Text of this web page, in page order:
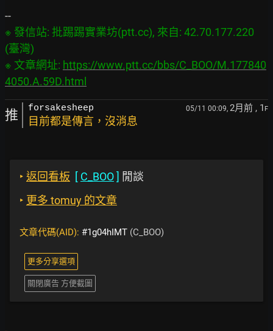
※ 發信站: 批踢踢實業坊(ptt.cc), 來自: 42.70.177.220
(臺灣)
※ 文章網址: https://www.ptt.cc/bbs/C_BOO/M.177840
4050.A.59D.html
推 forsakesheep 05/11 00:09, 2月前 , 1 F
目前都是傳言，沒消息
‣ 返回看板 [ C_BOO] 閒談
‣ 更多 tomuy 的文章
文章代碼(AID): #1g04hIMT (C_BOO)
更多分享選項
關閉廣告 方便截圖